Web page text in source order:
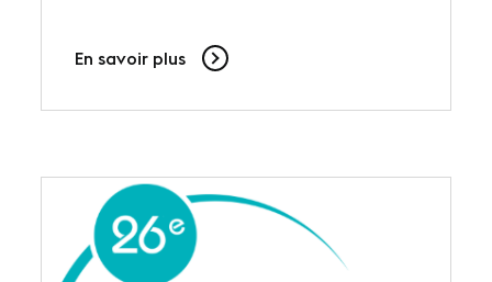
En savoir plus